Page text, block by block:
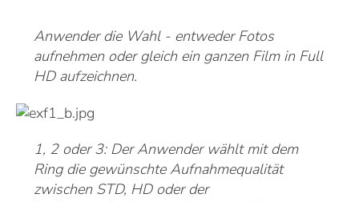
Anwender die Wahl - entweder Fotos
aufnehmen oder gleich ein ganzen Film in Full
HD aufzeichnen.
1, 2 oder 3: Der Anwender wählt mit dem
Ring die gewünschte Aufnahmequalität
zwischen STD, HD oder der